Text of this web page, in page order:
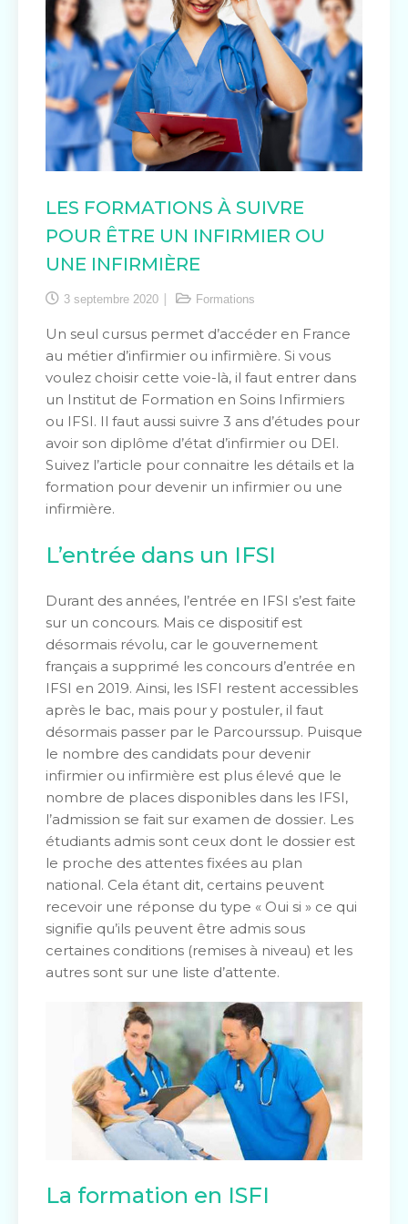
LES FORMATIONS À SUIVRE
POUR ÊTRE UN INFIRMIER OU
UNE INFIRMIÈRE
3 septembre 2020 Formations
Un seul cursus permet d’accéder en France
au métier d’infirmier ou infirmière. Si vous
voulez choisir cette voie-là, il faut entrer dans
un Institut de Formation en Soins Infirmiers
ou IFSI. Il faut aussi suivre 3 ans d’études pour
avoir son diplôme d’état d’infirmier ou DEI.
Suivez l’article pour connaitre les détails et la
formation pour devenir un infirmier ou une
infirmière.
L’entrée dans un IFSI
Durant des années, l’entrée en IFSI s’est faite
sur un concours. Mais ce dispositif est
désormais révolu, car le gouvernement
français a supprimé les concours d’entrée en
IFSI en 2019. Ainsi, les ISFI restent accessibles
après le bac, mais pour y postuler, il faut
désormais passer par le Parcourssup. Puisque
le nombre des candidats pour devenir
infirmier ou infirmière est plus élevé que le
nombre de places disponibles dans les IFSI,
l’admission se fait sur examen de dossier. Les
étudiants admis sont ceux dont le dossier est
le proche des attentes fixées au plan
national. Cela étant dit, certains peuvent
recevoir une réponse du type « Oui si » ce qui
signifie qu’ils peuvent être admis sous
certaines conditions (remises à niveau) et les
autres sont sur une liste d’attente.
La formation en ISFI